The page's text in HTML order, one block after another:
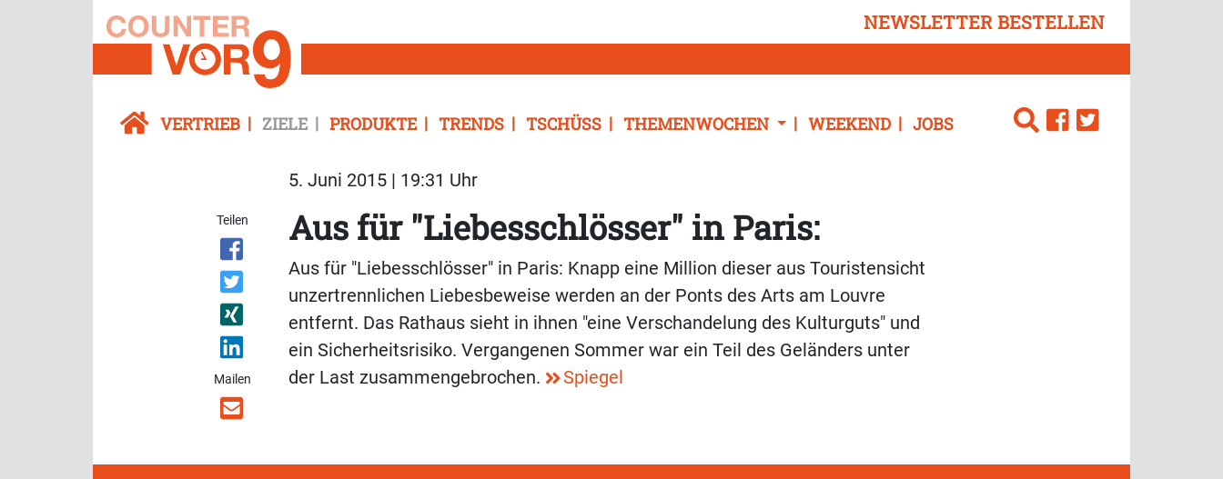
NEWSLETTER BESTELLEN
VERTRIEB ZIELE PRODUKTE TRENDS TSCHÜSS THEMENWOCHEN WEEKEND JOBS
5. Juni 2015 | 19:31 Uhr
Teilen
Mailen
Aus für "Liebesschlösser" in Paris:
Aus für "Liebesschlösser" in Paris: Knapp eine Million dieser aus Touristensicht
unzertrennlichen Liebesbeweise werden an der Ponts des Arts am Louvre
entfernt. Das Rathaus sieht in ihnen "eine Verschandelung des Kulturguts" und
ein Sicherheitsrisiko. Vergangenen Sommer war ein Teil des Geländers unter
der Last zusammengebrochen.
Spiegel